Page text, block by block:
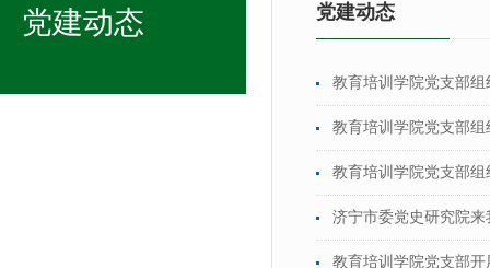
党建动态 党建动态
教育培训学院党支部
教育培训学院党支部
教育培训学院党支部
济宁市委党史研究院
教育培训学院党支部